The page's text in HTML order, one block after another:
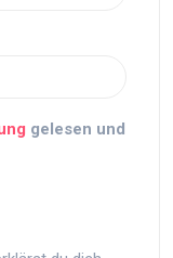
gelesen und